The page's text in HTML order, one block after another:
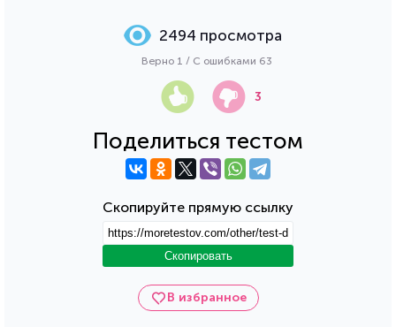
В избранное
Поделиться тестом
Скопируйте прямую ссылку
Скопировать
2494 просмотра
Верно 1 / С ошибками 63
3